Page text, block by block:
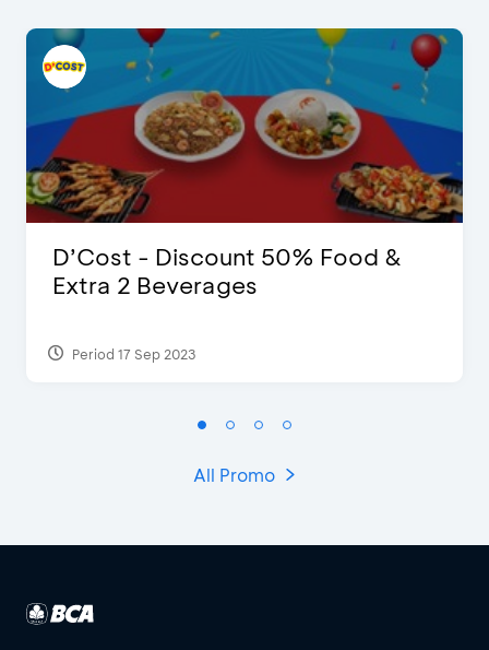
D’Cost - Discount 50% Food &
Extra 2 Beverages
Period 17 Sep 2023
All Promo